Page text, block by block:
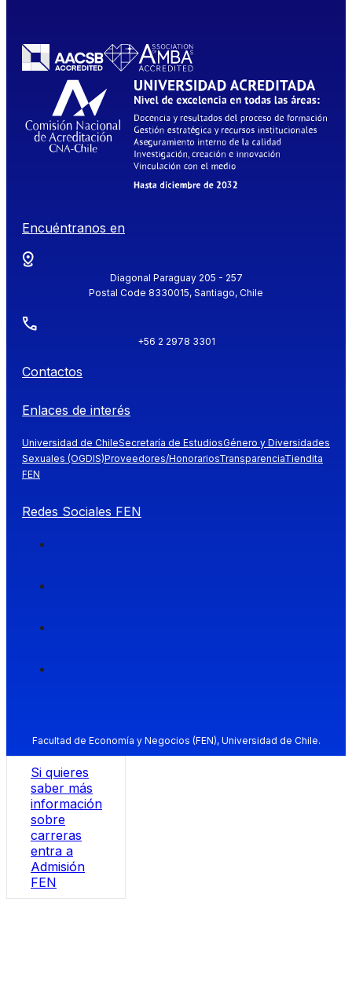
Encuéntranos en
Diagonal Paraguay 205 - 257
Postal Code 8330015, Santiago, Chile
+56 2 2978 3301
Contactos
Enlaces de interés
Universidad de ChileSecretaría de EstudiosGénero y Diversidades
Sexuales (OGDIS)Proveedores/HonorariosTransparenciaTiendita
FEN
Redes Sociales FEN
Facultad de Economía y Negocios (FEN), Universidad de Chile.
Si quieres
saber más
información
sobre
carreras
entra a
Admisión
FEN